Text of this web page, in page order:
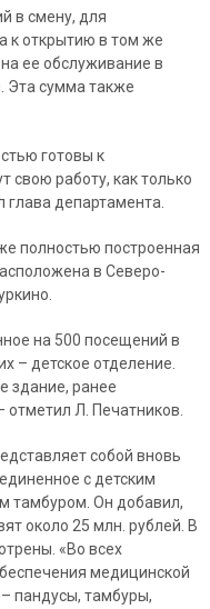
в смену, для
к открытию в том же
ее обслуживание в
Эта сумма также
готовы к
свою работу, как только
департамента.
полностью построенная
в Северо-
на 500 посещений в
– детское отделение.
здание, ранее
Л. Печатников.
собой вновь
с детским
тамбуром. Он добавил,
около 25 млн. рублей. В
«Во всех
медицинской
пандусы, тамбуры,